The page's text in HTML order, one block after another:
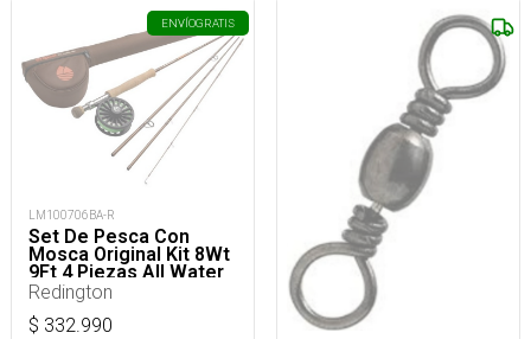
ENVÍOGRATIS
LM100706BA-R
Set De Pesca Con
Mosca Original Kit 8Wt
9Ft 4 Piezas All Water
Redington
$ 332.990